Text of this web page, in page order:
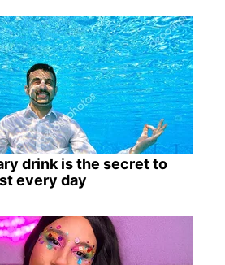
drink is the secret to
every day